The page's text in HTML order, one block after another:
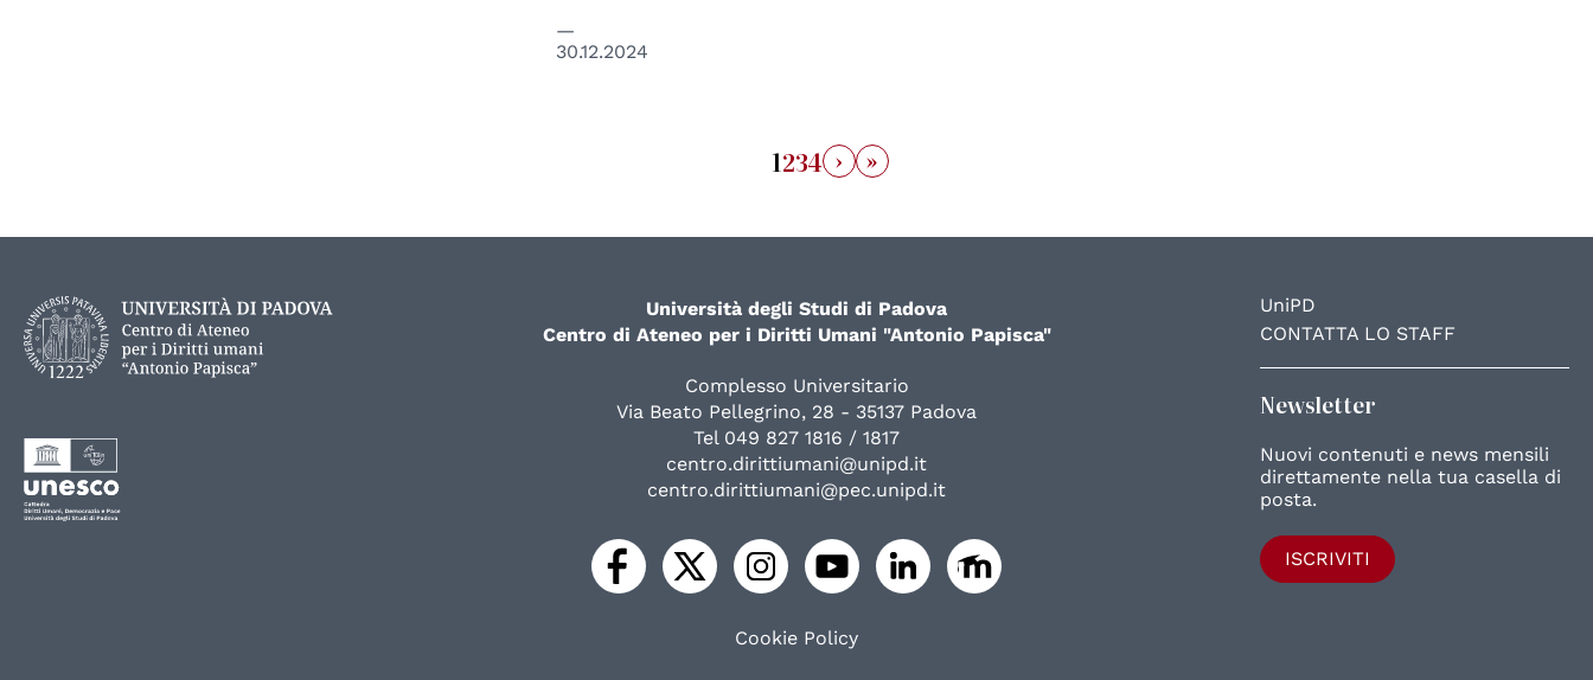
30.12.2024
1234 › »
UniPD
CONTATTA LO STAFF
Newsletter
Nuovi contenuti e news mensili
direttamente nella tua casella di
posta.
ISCRIVITI
Università degli Studi di Padova
Centro di Ateneo per i Diritti Umani "Antonio Papisca"
Complesso Universitario
Via Beato Pellegrino, 28 - 35137 Padova
Tel 049 827 1816 / 1817
centro.dirittiumani@unipd.it
centro.dirittiumani@pec.unipd.it
Cookie Policy